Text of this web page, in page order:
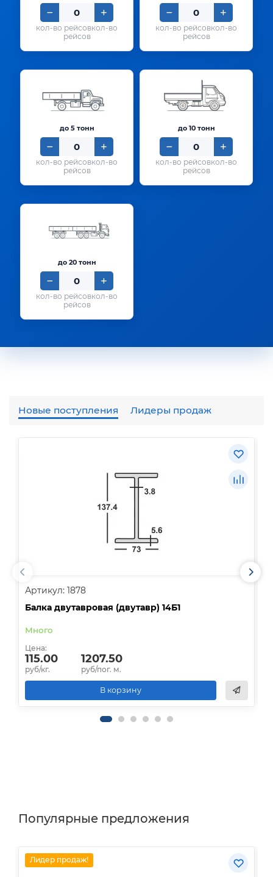
кол-во
рейсов
кол-во
рейсов
до 5 тонн
кол-во
рейсов
до 10 тонн
кол-во
рейсов
до 20 тонн
кол-во
рейсов
Новые поступления Лидеры продаж
Артикул: 1878
Балка двутавровая (двутавр) 14Б1
Много
Цена:
115.00
руб/кг.
1207.50
руб/пог. м.
В корзину
Популярные предложения
Лидер продаж!